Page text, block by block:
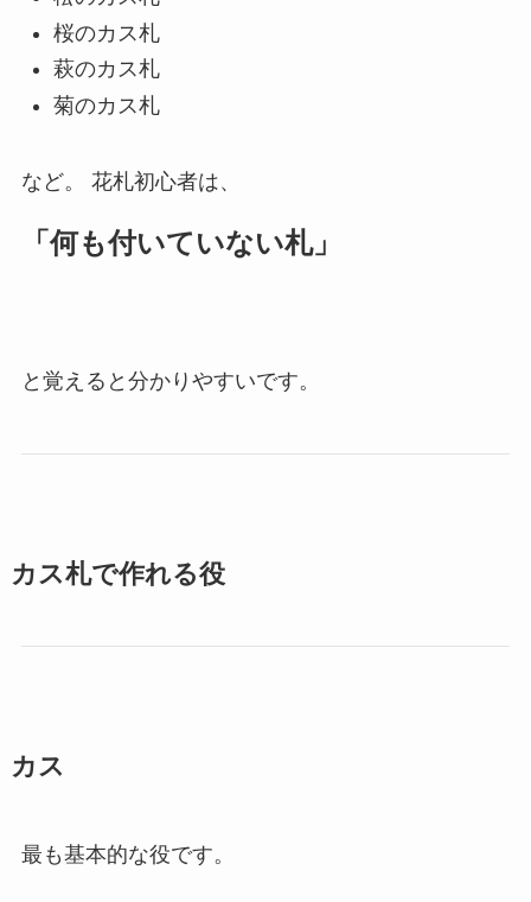
桜のカス札
萩のカス札
菊のカス札
など。 花札初心者は、
「何も付いていない札」
と覚えると分かりやすいです。
カス札で作れる役
カス
最も基本的な役です。